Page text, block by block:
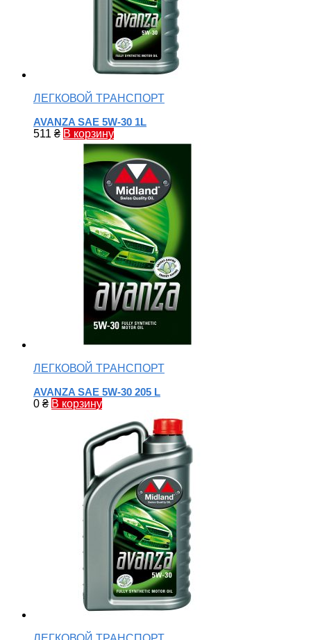
ЛЕГКОВОЙ ТРАНСПОРТ
AVANZA SAE 5W-30 1L
511 ₴ В корзину
ЛЕГКОВОЙ ТРАНСПОРТ
AVANZA SAE 5W-30 205 L
0 ₴ В корзину